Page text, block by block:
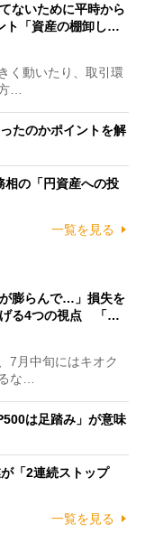
ないために平時から
ト「資産の棚卸し…
く動いたり、取引環
…
たのかポイントを解
相の「円資産への投
一覧を見る
が膨らんで…」損失を
げる4つの視点 「…
7月中旬にはキオク
な…
は足踏み」が意味
「2連続ストップ
一覧を見る